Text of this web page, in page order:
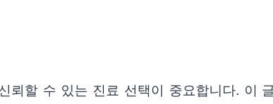
할 수 있는 진료 선택이 중요합니다. 이